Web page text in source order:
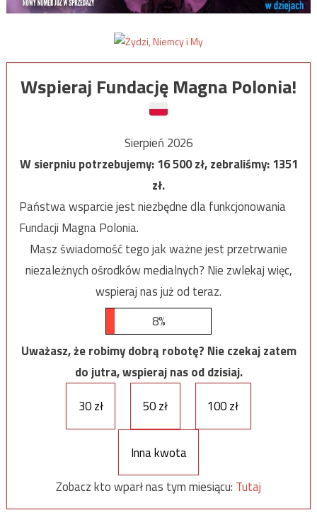
Wspieraj Fundację Magna Polonia!
Sierpień 2026
W sierpniu potrzebujemy:16 500zł, zebraliśmy:1351
zł.
Państwa wsparcie jest niezbędne dla funkcjonowania
Fundacji Magna Polonia.
Masz świadomość tego jak ważne jest przetrwanie
niezależnych ośrodków medialnych? Nie zwlekaj więc,
wspieraj nas już od teraz.
8%
Uważasz, że robimy dobrą robotę? Nie czekaj zatem
do jutra, wspieraj nas od dzisiaj.
30 zł
50 zł 100 zł
Inna kwota
Zobacz kto wparł nas tym miesiącu: Tutaj